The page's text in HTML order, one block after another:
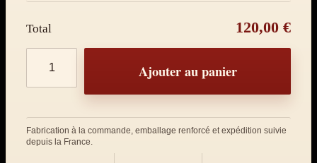
Quantité de produits
Total 120,00 €
Ajouter au panier
Fabrication à la commande, emballage renforcé et expédition suivie
depuis la France.